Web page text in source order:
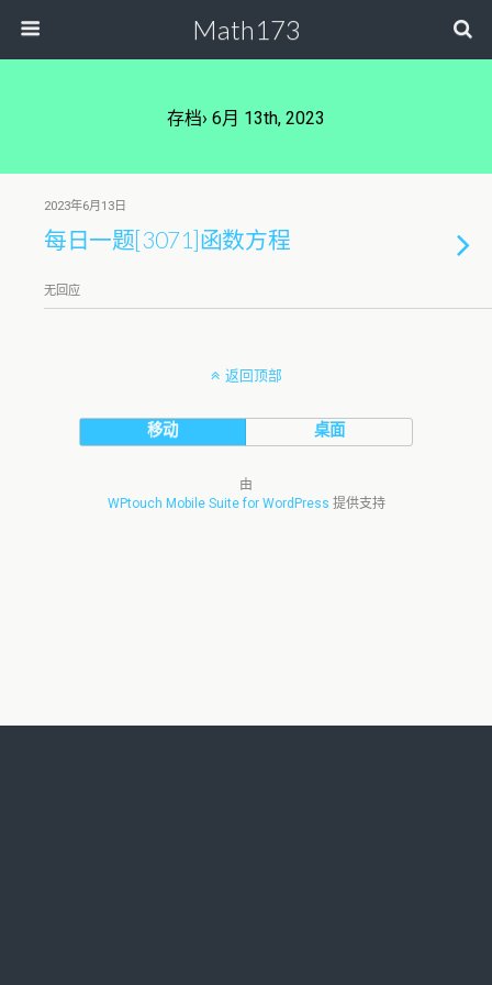
Math173
存档› 6月 13th, 2023
2023年6月13日
每日一题[3071]函数方程
无回应
返回顶部
移动 桌面
由
WPtouch Mobile Suite for WordPress 提供支持